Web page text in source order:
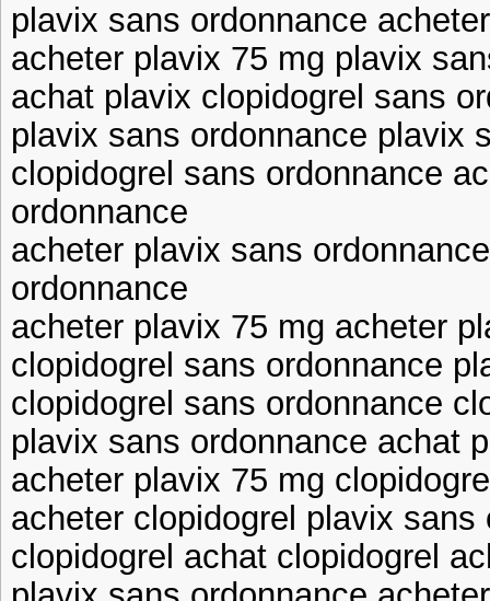
plavix sans ordonnance
acheter plavix 75 mg plavix
achat plavix clopidogrel sans
plavix sans ordonnance plavix
clopidogrel sans ordonnance
ordonnance
acheter plavix sans
ordonnance
acheter plavix 75 mg acheter
clopidogrel sans ordonnance
clopidogrel sans ordonnance
plavix sans ordonnance achat
acheter plavix 75 mg
acheter clopidogrel plavix sans
clopidogrel achat clopidogrel